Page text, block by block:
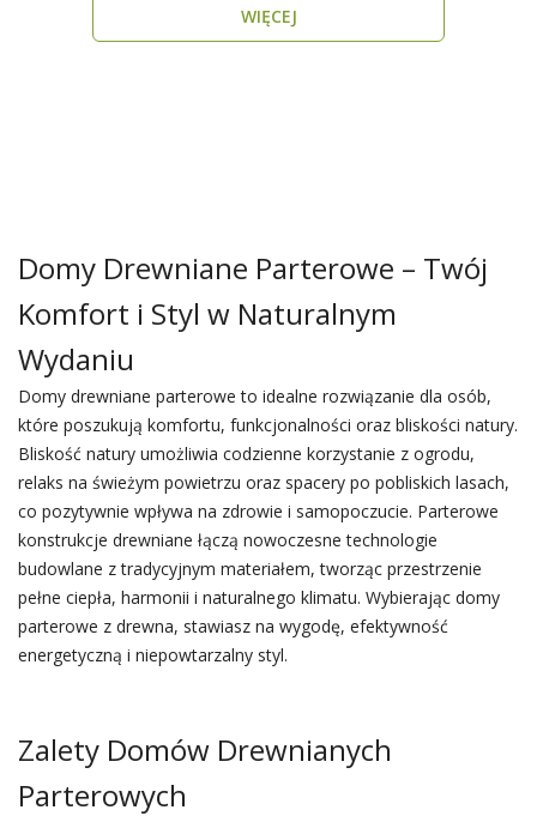
WIĘCEJ
Domy Drewniane Parterowe – Twój
Komfort i Styl w Naturalnym
Wydaniu
Domy drewniane parterowe to idealne rozwiązanie dla osób,
które poszukują komfortu, funkcjonalności oraz bliskości natury.
Bliskość natury umożliwia codzienne korzystanie z ogrodu,
relaks na świeżym powietrzu oraz spacery po pobliskich lasach,
co pozytywnie wpływa na zdrowie i samopoczucie. Parterowe
konstrukcje drewniane łączą nowoczesne technologie
budowlane z tradycyjnym materiałem, tworząc przestrzenie
pełne ciepła, harmonii i naturalnego klimatu. Wybierając domy
parterowe z drewna, stawiasz na wygodę, efektywność
energetyczną i niepowtarzalny styl.
Zalety Domów Drewnianych
Parterowych